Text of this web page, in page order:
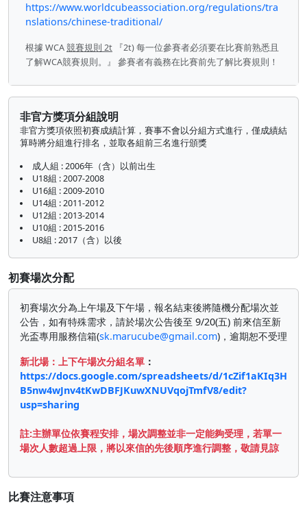
https://www.worldcubeassociation.org/regulations/tra
nslations/chinese-traditional/
根據 WCA競賽規則 2t 『2t) 每一位參賽者必須要在比賽前熟悉且
了解WCA競賽規則。』 參賽者有義務在比賽前先了解比賽規則！
非官方獎項分組說明
非官方獎項依照初賽成績計算，賽事不會以分組方式進行，僅成績結
算時將分組進行排名，並取各組前三名進行頒獎
成人組 : 2006年（含）以前出生
U18組 : 2007-2008
U16組 : 2009-2010
U14組 : 2011-2012
U12組 : 2013-2014
U10組 : 2015-2016
U8組 : 2017（含）以後
初賽場次分配
初賽場次分為上午場及下午場，報名結束後將隨機分配場次並
公告，如有特殊需求，請於場次公告後至 9/20(五) 前來信至新
光盃專用服務信箱(sk.marucube@gmail.com)，逾期恕不受理
新北場：上下午場次分組名單 ：
https://docs.google.com/spreadsheets/d/1cZif1aKIq3H
B5nw4wJnv4tKwDBFJKuwXNUVqojTmfV8/edit?
usp=sharing
註:主辦單位依賽程安排，場次調整並非一定能夠受理，若單一
場次人數超過上限，將以來信的先後順序進行調整，敬請見諒
比賽注意事項